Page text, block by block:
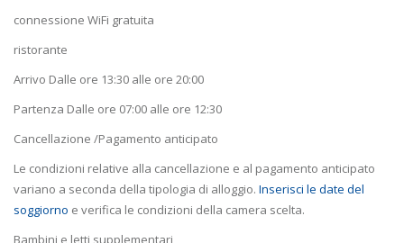
connessione WiFi gratuita
ristorante
Arrivo Dalle ore 13:30 alle ore 20:00
Partenza Dalle ore 07:00 alle ore 12:30
Cancellazione /Pagamento anticipato
Le condizioni relative alla cancellazione e al pagamento anticipato
variano a seconda della tipologia di alloggio. Inserisci le date del
soggiorno e verifica le condizioni della camera scelta.
Bambini e letti supplementari